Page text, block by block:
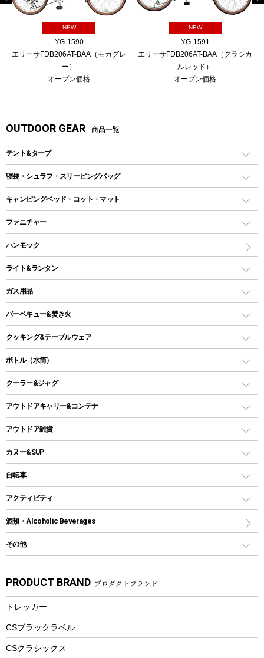
NEW
YG-1590
エリーサFDB206AT-BAA（モカグレ
ー）
オープン価格
NEW
YG-1591
エリーサFDB206AT-BAA（クラシカ
ルレッド）
オープン価格
OUTDOOR GEAR 商品一覧
テント&タープ
テント
ツールームテント
ワンポールテント
シェルターテント
ロッジ型・オリジナルテント
タープ
スクエアタープ（レクタタープ）
メッシュタープ
自立式タープ
パラソル
テントアクセサリー
ペグ
グランドシート
ガイドロープ
ツール
寝袋・シュラフ・スリーピングバッグ
レクタングラー型（封筒型）シュラフ
インナーシュラフ
キャンピングベッド・コット・マット
キャンピングベッド・コット
インフレータブルマット
ファニチャー
アウトドアテーブル
レジャーシート
ハンモック
ライト&ランタン
LEDランタン
ガスランタン
オイルランタン
LEDライト
ヘッドライト
キャンドル
ガス用品
ガスバーナー
ガス缶
ガストーチ、ライター
バーベキュー&焚き火
バーベキューコンロ、グリル
焚き火台タイプ（ロースタイル）グリル
卓上タイプグリル
パーティータイプグリル
鉄板、アミ
焚き火台&ストーブ
火起こし
バーベキューツール
クッキング&テーブルウェア
ダッチオーブン
ホットサンドメーカー
クッカーセット
シェラカップ
クッキングツール
ナイフ
カトラリー
マグカップ、カップ
ステンレスボトル
フードボトル
ボトル（水筒）
ステンレスボトル
コップ付きタイプ
ワンタッチタイプ
プラスチックボトル
ディズニーボトル
クーラー&ジャグ
クーラーボックス
クーラーバッグ
ウォータージャグ
保冷剤
アウトドアキャリー&コンテナ
アウトドアキャリー
アウトドア雑貨
バックパック&バッグ
リュック、バックパック
トートバッグ、サコッシュ
ショッピングキャリー
その他アウトドア雑貨
スプレー関係
ツール、他
カヌー&SUP
インフレータブル
カヤック
パドル
ヘルメット
エアーポンプ
アクセサリー
自転車
折りたたみ自転車
スポーツサイクル
シティサイクル
自転車ウェア
アクティビティ
マリン
ラッシュガード
パラソル
フローティングベスト
ヘルメット
酒類・Alcoholic Beverages
その他
湯たんぽ
防災用品
PRODUCT BRAND プロダクトブランド
トレッカー
CSブラックラベル
CSクラシックス